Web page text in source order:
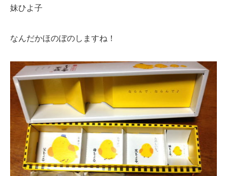
妹ひよ子
なんだかほのぼのしますね！